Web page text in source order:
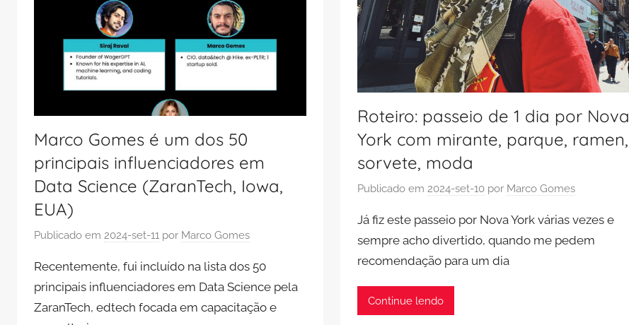
Marco Gomes é um dos 50
principais influenciadores em
Data Science (ZaranTech, Iowa,
EUA)
Publicado em 2024-set-11 por Marco Gomes
Recentemente, fui incluído na lista dos 50
principais influenciadores em Data Science pela
ZaranTech, edtech focada em capacitação e
Roteiro: passeio de 1 dia por Nova
York com mirante, parque, ramen,
sorvete, moda
Publicado em2024-set-10 por Marco Gomes
Já fiz este passeio por Nova York várias vezes e
sempre acho divertido, quando me pedem
recomendação para um dia
Continue lendo